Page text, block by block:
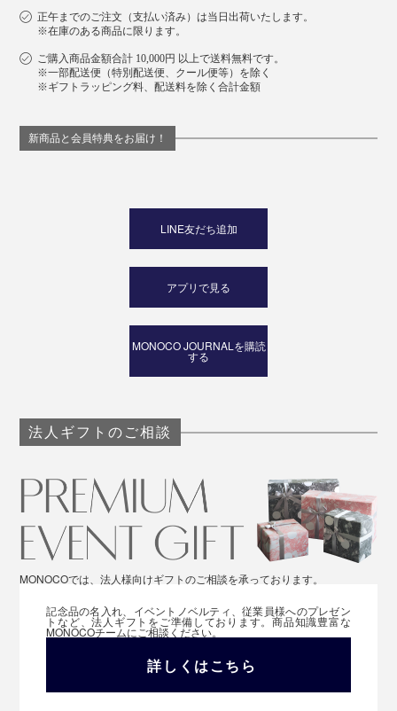
蓋の取り外しも簡単にできるので、丸ごと洗浄できてと
ガラスナイフブロックについて詳しく見る >>
正午までのご注文（支払い済み）は当日出荷いたします。
※在庫のある商品に限ります。
ご購入商品金額合計 10,000円 以上で送料無料です。
※一部配送便（特別配送便、クール便等）を除く
※ギフトラッピング料、配送料を除く合計金額
新商品と会員特典をお届け！
LINE友だち追加
アプリで見る
MONOCO JOURNALを購読
する
法人ギフトのご相談
MONOCOでは、法人様向けギフトのご相談を承っております。
記念品の名入れ、イベントノベルティ、従業員様へのプレゼン
トなど、法人ギフトをご準備しております。商品知識豊富な
MONOCOチームにご相談ください。
詳しくはこちら